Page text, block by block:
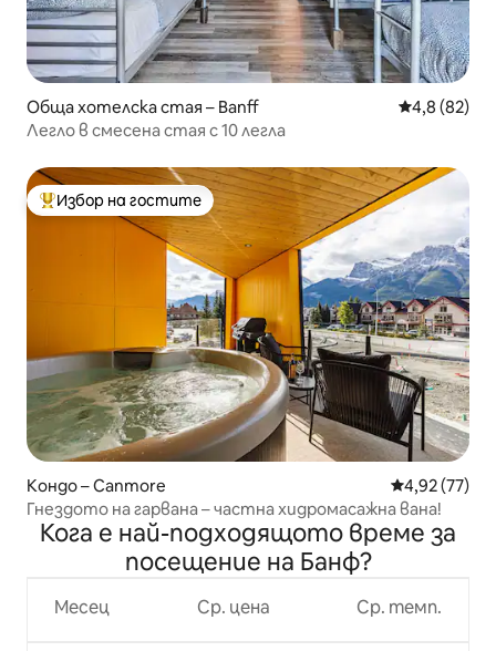
Обща хотелска стая – Banff Средна
4,8 (82)
Легло в смесена стая с 10 легла
Най-популярен избор на гостите
Избор на гостите
Кондо – Canmore Средна
4,92 (77)
Гнездото на гарвана – частна хидромасажна вана!
Кога е най-подходящото време за
посещение на Банф?
Месец Ср. цена Ср. темп.